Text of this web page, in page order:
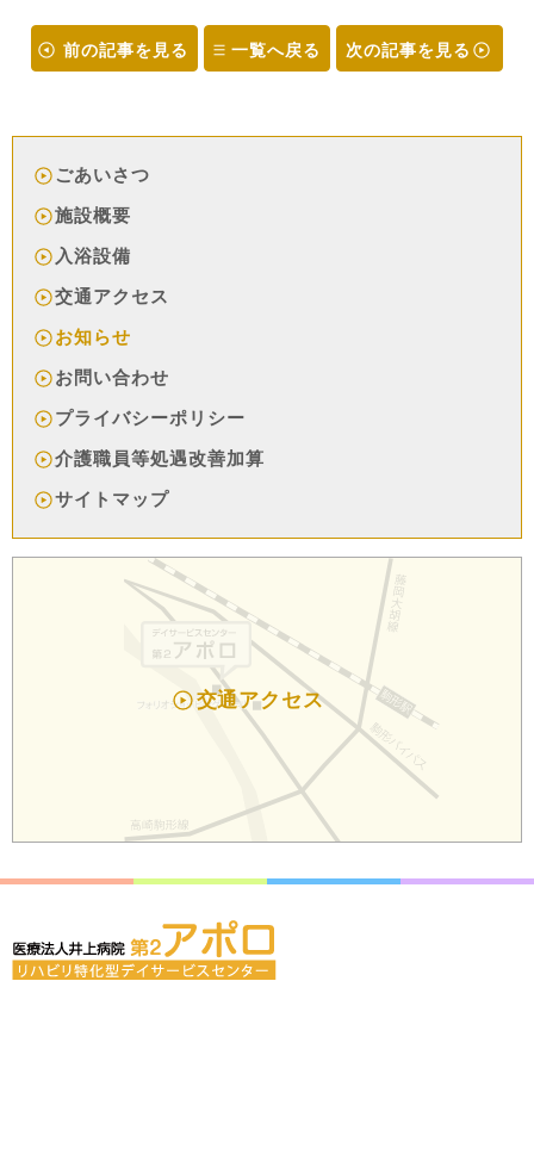
前の記事を見る 一覧へ戻る 次の記事を見る
ごあいさつ
施設概要
入浴設備
交通アクセス
お知らせ
お問い合わせ
プライバシーポリシー
介護職員等処遇改善加算
サイトマップ
交通アクセス